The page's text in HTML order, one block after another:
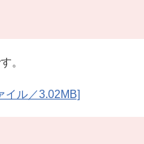
。
イル／3.02MB]